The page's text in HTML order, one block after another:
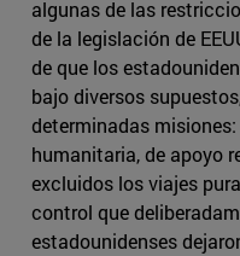
algunas de las
de la legislación de
de que los
bajo diversos
determinadas
humanitaria, de apoyo
excluidos los viajes
control que
estadounidenses